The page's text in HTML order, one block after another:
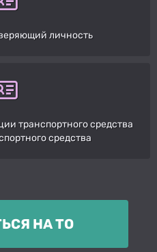
личность
транспортного средства
средства
НА ТО